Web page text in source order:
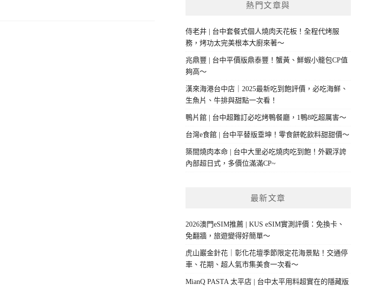
熱門文章與
侍老井 | 台中套餐式個人燒肉天花板！全程代烤服
務，烤功太完美根本大廚來著～
兆鼎豐 | 台中平價版鼎泰豐！蟹黃、鮮蝦小籠包CP值
夠高～
漢來海港台中店｜2025最新吃到飽評價，必吃海鮮、
生魚片、牛排與甜點一次看！
鴨片館 | 台中超難訂必吃烤鴨餐廳，1鴨8吃超厲害～
台灣e食館 | 台中平替版垂坤！零食餅乾飲料甜甜價～
築間燒肉本命 | 台中大里必吃燒肉吃到飽！外觀浮誇
內部超日式，多價位滿滿CP~
最新文章
2026澳門eSIM推薦 | KUS eSIM實測評價：免換卡、
免翻牆，旅遊變得好簡單～
虎山巖金針花｜彰化花壇季節限定花海景點！交通停
車、花期、超人氣市集美食一次看～
MianQ PASTA 太平店 | 台中太平用料超實在的隱藏版